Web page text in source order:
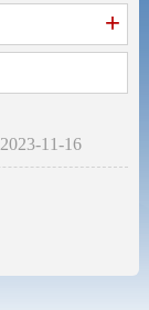
+
2023-11-16